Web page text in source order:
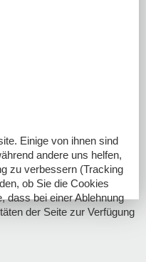
Einige von ihnen sind
andere uns helfen,
zu verbessern (Tracking
ob Sie die Cookies
dass bei einer Ablehnung
der Seite zur Verfügung